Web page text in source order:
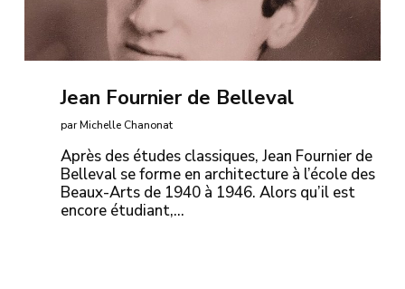
Jean Fournier de Belleval
par Michelle Chanonat
Après des études classiques, Jean Fournier de
Belleval se forme en architecture à l’école des
Beaux-Arts de 1940 à 1946. Alors qu’il est
encore étudiant,…